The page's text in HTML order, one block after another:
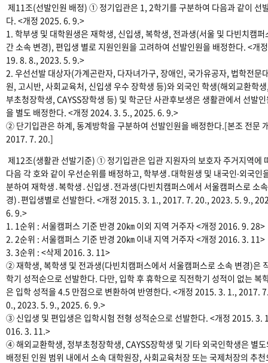
제11조(선발인원 배정) ① 정기입관은 1, 2학기를 구분하여 다음과 같이 선
다. <개정 2025. 6. 9.>
1. 학부생 및 대학원생은 재학생, 신입생, 복학생, 전과생(서울 및 다빈치캠퍼
간 소속 변경), 편입생 별로 지원인원을 고려하여 선발인원을 배정한다. <개
19. 8. 8., 2023. 5. 9.>
2. 우선선발 대상자(가계곤란자, 다자녀가구, 장애인, 국가유공자, 법학전문
원, 고시반, 사회교육처, 신입생 우수 장학생 등)와 외국인 학생(해외교환학
부초청장학생, CAYSS장학생 등) 및 학군단 사관후보생은 생활관에서 선발
을 별도 배정한다. <개정 2024. 3. 5., 2025. 6. 9.>
② 단기입관은 하계, 동계방학을 구분하여 선발인원을 배정한다.[본조 전문
2017. 7. 20.]
제12조(생활관 선발기준) ① 정기입관은 입관 지원자의 보호자 주거지역에
다음 각 호와 같이 우선순위를 배정하고, 학부생․대학원생 및 내국인‧외국인
분하여 재학생․복학생․신입생․전과생(다빈치캠퍼스에서 서울캠퍼스로 소
경)․편입생별로 선발한다. <개정 2015. 3. 1., 2017. 7. 20., 2023. 5. 9.,
6. 9.>
1. 1순위 : 서울캠퍼스 기준 반경 20㎞ 이외 지역 거주자 <개정 2016. 9. 28>
2. 2순위 : 서울캠퍼스 기준 반경 20㎞ 이내 지역 거주자 <개정 2016. 3. 11>
3. 3순위 : <삭제 2016. 3. 11>
② 재학생, 복학생 및 전과생(다빈치캠퍼스에서 서울캠퍼스로 소속 변경)은
학기 성적순으로 선발한다. 다만, 입학 후 휴학으로 직전학기 성적이 없는 복
은 입학 성적을 4.5 만점으로 변환하여 반영한다. <개정 2015. 3. 1., 2017.
0., 2023. 5. 9., 2025. 6. 9.>
③ 신입생 및 편입생은 입학시험 전형 성적순으로 선발한다. <개정 2015. 3.
016. 3. 11.>
④ 해외교환학생, 정부초청장학생, CAYSS장학생 및 기타 외국인학생은 별
배정된 인원 범위 내에서 소속 대학원장, 사회교육처장 또는 국제처장의 추천